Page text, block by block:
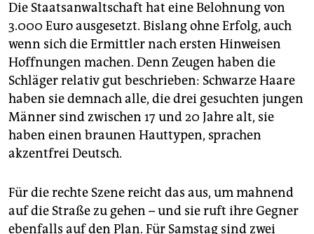
Die Staatsanwaltschaft hat eine Belohnung von
3.000 Euro ausgesetzt. Bislang ohne Erfolg, auch
wenn sich die Ermittler nach ersten Hinweisen
Hoffnungen machen. Denn Zeugen haben die
Schläger relativ gut beschrieben: Schwarze Haare
haben sie demnach alle, die drei gesuchten jungen
Männer sind zwischen 17 und 20 Jahre alt, sie
haben einen braunen Hauttypen, sprachen
akzentfrei Deutsch.
Für die rechte Szene reicht das aus, um mahnend
auf die Straße zu gehen – und sie ruft ihre Gegner
ebenfalls auf den Plan. Für Samstag sind zwei